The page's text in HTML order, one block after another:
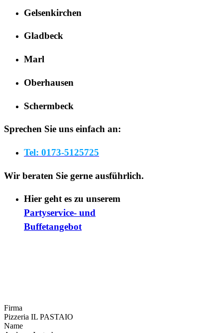
Gelsenkirchen
Gladbeck
Marl
Oberhausen
Schermbeck
Sprechen Sie uns einfach an:
Tel: 0173-5125725
Wir beraten Sie gerne ausführlich.
Hier geht es zu unserem
Partyservice- und
Buffetangebot
Firma
Pizzeria IL PASTAIO
Name